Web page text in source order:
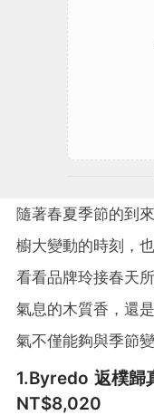
隨著春夏季節的到
櫥大變動的時刻，
看看品牌玲接春天
氣息的木質香，還
氣不僅能夠與季節
1.Byredo 返樸歸
NT$8,020